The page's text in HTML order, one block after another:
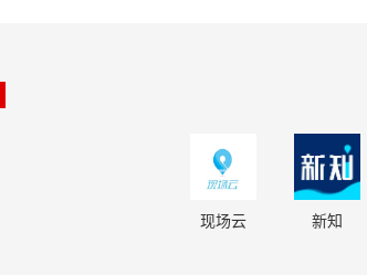
现场云 新知